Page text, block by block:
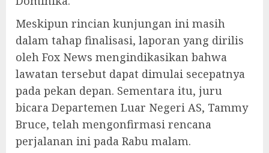
Meskipun rincian kunjungan ini masih
dalam tahap finalisasi, laporan yang dirilis
oleh Fox News mengindikasikan bahwa
lawatan tersebut dapat dimulai secepatnya
pada pekan depan. Sementara itu, juru
bicara Departemen Luar Negeri AS, Tammy
Bruce, telah mengonfirmasi rencana
perjalanan ini pada Rabu malam.